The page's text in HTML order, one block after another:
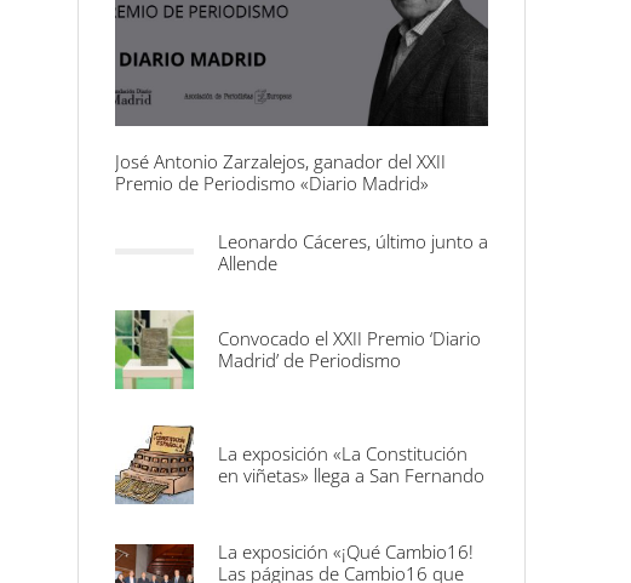
José Antonio Zarzalejos, ganador del XXII
Premio de Periodismo «Diario Madrid»
Leonardo Cáceres, último junto a
Allende
Convocado el XXII Premio ‘Diario
Madrid’ de Periodismo
La exposición «La Constitución
en viñetas» llega a San Fernando
La exposición «¡Qué Cambio16!
Las páginas de Cambio16 que